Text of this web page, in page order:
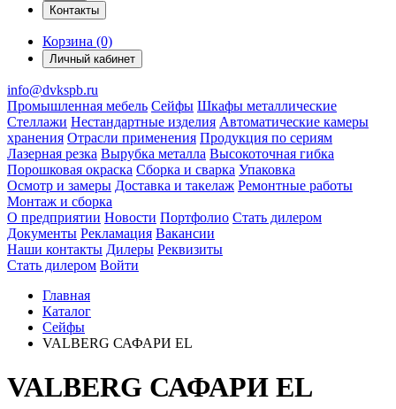
Контакты
Корзина (0)
Личный кабинет
info@dvkspb.ru
Промышленная мебель Сейфы Шкафы металлические
Стеллажи Нестандартные изделия Автоматические камеры
хранения Отрасли применения Продукция по сериям
Лазерная резка Вырубка металла Высокоточная гибка
Порошковая окраска Сборка и сварка Упаковка
Осмотр и замеры Доставка и такелаж Ремонтные работы
Монтаж и сборка
О предприятии Новости Портфолио Стать дилером
Документы Рекламация Вакансии
Наши контакты Дилеры Реквизиты
Стать дилером Войти
Главная
Каталог
Сейфы
VALBERG САФАРИ EL
VALBERG САФАРИ EL